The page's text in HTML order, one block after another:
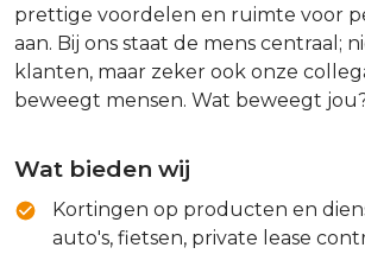
prettige voordelen en ruimte voor
aan. Bij ons staat de mens centraal;
klanten, maar zeker ook onze
beweegt mensen. Wat beweegt
Wat bieden wij
Kortingen op producten en
auto's, fietsen, private lease